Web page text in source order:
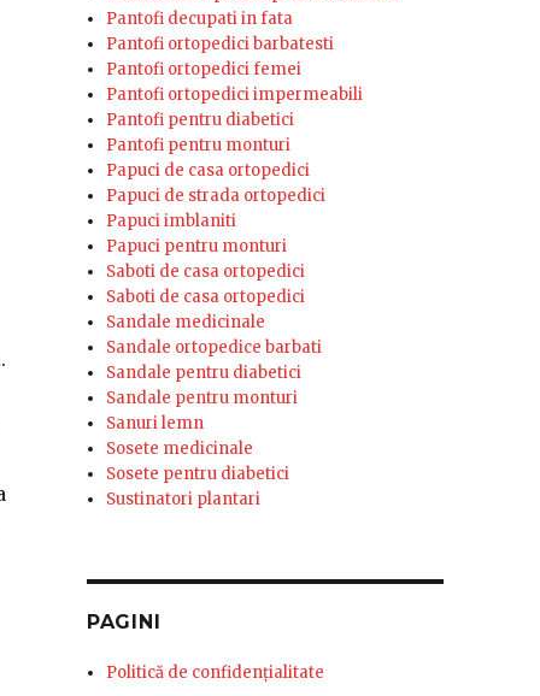
.
Pantofi decupati in fata
Pantofi ortopedici barbatesti
Pantofi ortopedici femei
Pantofi ortopedici impermeabili
Pantofi pentru diabetici
Pantofi pentru monturi
Papuci de casa ortopedici
Papuci de strada ortopedici
Papuci imblaniti
Papuci pentru monturi
Saboti de casa ortopedici
Saboti de casa ortopedici
Sandale medicinale
Sandale ortopedice barbati
Sandale pentru diabetici
Sandale pentru monturi
Sanuri lemn
Sosete medicinale
Sosete pentru diabetici
Sustinatori plantari
PAGINI
Politică de confidențialitate